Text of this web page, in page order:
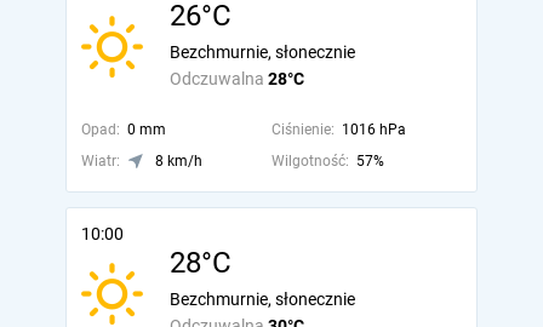
26°C
Odczuwalna 28°C
Bezchmurnie, słonecznie
Opad: 0 mm Ciśnienie: 1016 hPa
Wiatr:
8 km/h Wilgotność: 57%
10:00
28°C
Bezchmurnie, słonecznie